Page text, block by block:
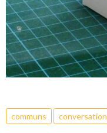
communs conversation